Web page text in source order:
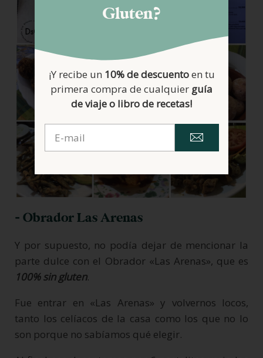
- Obrador Las Arenas
Y por supuesto, no podía dejar de mencionar la
parte dulce con el Obrador «Las Arenas», que es
100% sin gluten.
Fue entrar en «Las Arenas» y volvernos locos,
tanto los celíacos de la casa como los que no lo
son porque no sabíamos qué elegir.
Gluten?
¡Y recibe un 10% de descuentoen tu
primera compra de cualquier guía
de viaje o libro de recetas!